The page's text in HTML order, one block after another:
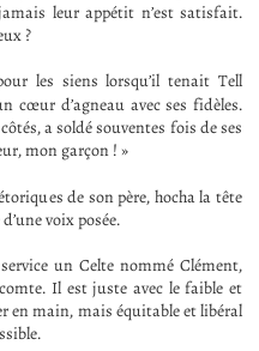
leur appétit n’est satisfait.
?
les siens lorsqu’il tenait Tell
cœur d’agneau avec ses fidèles.
a soldé souventes fois de ses
mon garçon ! »
de son père, hocha la tête
voix posée.
un Celte nommé Clément,
Il est juste avec le faible et
en main, mais équitable et libéral